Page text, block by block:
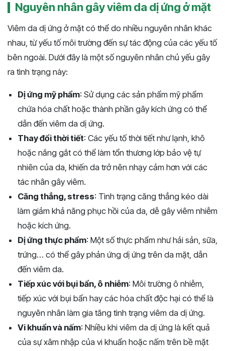
Nguyên nhân gây viêm da dị ứng ở mặt
Viêm da dị ứng ở mặt có thể do nhiều nguyên nhân khác
nhau, từ yếu tố môi trường đến sự tác động của các yếu tố
bên ngoài. Dưới đây là một số nguyên nhân chủ yếu gây
ra tình trạng này:
Dị ứng mỹ phẩm: Sử dụng các sản phẩm mỹ phẩm
chứa hóa chất hoặc thành phần gây kích ứng có thể
dẫn đến viêm da dị ứng.
Thay đổi thời tiết: Các yếu tố thời tiết như lạnh, khô
hoặc nắng gắt có thể làm tổn thương lớp bảo vệ tự
nhiên của da, khiến da trở nên nhạy cảm hơn với các
tác nhân gây viêm.
Căng thẳng, stress: Tình trạng căng thẳng kéo dài
làm giảm khả năng phục hồi của da, dễ gây viêm nhiễm
hoặc kích ứng.
Dị ứng thực phẩm: Một số thực phẩm như hải sản, sữa,
trứng… có thể gây phản ứng dị ứng trên da mặt, dẫn
đến viêm da.
Tiếp xúc với bụi bẩn, ô nhiễm: Môi trường ô nhiễm,
tiếp xúc với bụi bẩn hay các hóa chất độc hại có thể là
nguyên nhân làm gia tăng tình trạng viêm da dị ứng.
Vi khuẩn và nấm: Nhiều khi viêm da dị ứng là kết quả
của sự xâm nhập của vi khuẩn hoặc nấm trên bề mặt